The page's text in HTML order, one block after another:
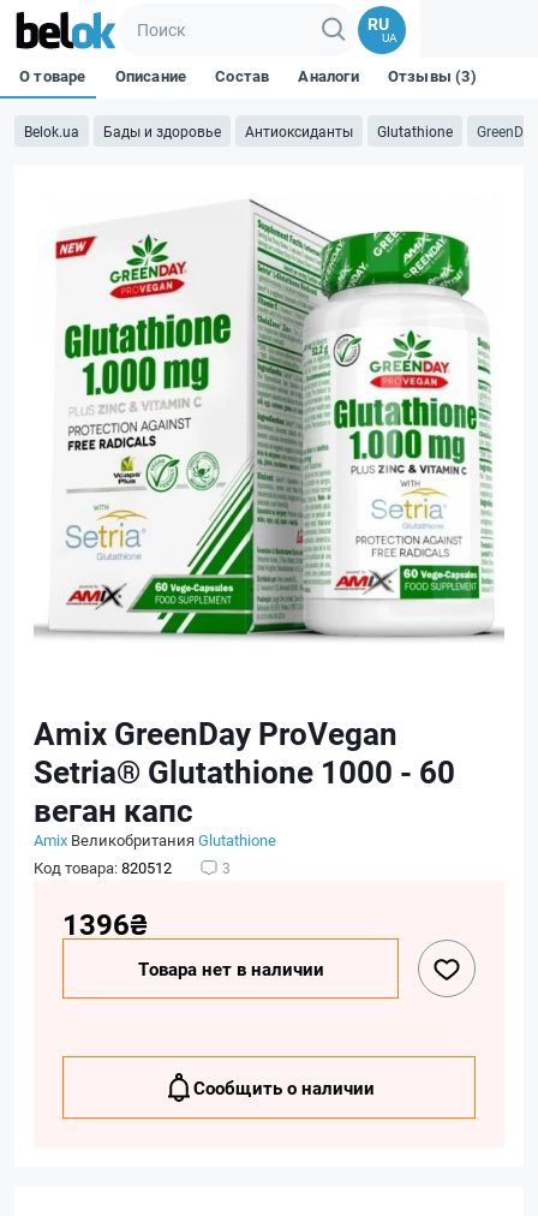
RU
UA
Belok.ua Бады и здоровье Антиоксиданты Glutathione
О товаре Описание Состав Аналоги Отзывы (3)
Amix GreenDay ProVegan
Setria® Glutathione 1000 - 60
веган капс
Amix ВеликобританияGlutathione
Код товара:820512 3
1396₴
Товара нет в наличии
Сообщить о наличии